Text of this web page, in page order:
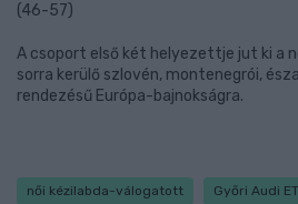
(46-57)
A csoport első két helyezettje jut ki a
sorra kerülő szlovén, montenegrói,
rendezésű Európa-bajnokságra.
női kézilabda-válogatott Győri Audi